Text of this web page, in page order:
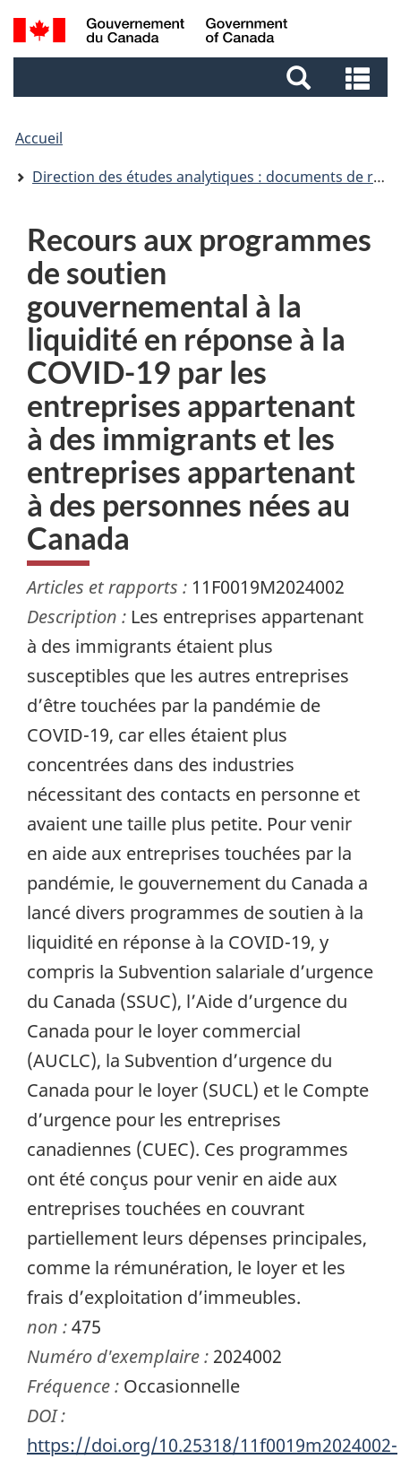
Aller
au
Aller
au
Passer
à
Recherche
et
et
Accueil
Direction des études analytiques : documents de recherche
Recours aux programmes
de soutien
gouvernemental à la
liquidité en réponse à la
COVID-19 par les
entreprises appartenant
à des immigrants et les
entreprises appartenant
à des personnes nées au
Canada
Articles et rapports : 11F0019M2024002
Description : Les entreprises appartenant
à des immigrants étaient plus
susceptibles que les autres entreprises
d’être touchées par la pandémie de
COVID-19, car elles étaient plus
concentrées dans des industries
nécessitant des contacts en personne et
avaient une taille plus petite. Pour venir
en aide aux entreprises touchées par la
pandémie, le gouvernement du Canada a
lancé divers programmes de soutien à la
liquidité en réponse à la COVID-19, y
compris la Subvention salariale d’urgence
du Canada (SSUC), l’Aide d’urgence du
Canada pour le loyer commercial
(AUCLC), la Subvention d’urgence du
Canada pour le loyer (SUCL) et le Compte
d’urgence pour les entreprises
canadiennes (CUEC). Ces programmes
ont été conçus pour venir en aide aux
entreprises touchées en couvrant
partiellement leurs dépenses principales,
comme la rémunération, le loyer et les
frais d’exploitation d’immeubles.
non :475
Numéro d'exemplaire : 2024002
Fréquence : Occasionnelle
DOI :
https://doi.org/10.25318/11f0019m2024002-